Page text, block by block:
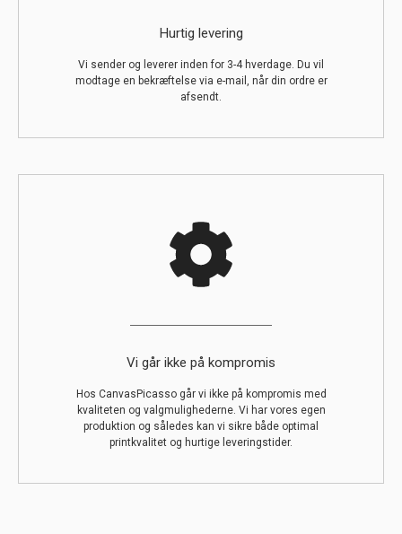
Hurtig levering
Vi sender og leverer inden for 3-4 hverdage. Du vil
modtage en bekræftelse via e-mail, når din ordre er
afsendt.
Vi går ikke på kompromis
Hos CanvasPicasso går vi ikke på kompromis med
kvaliteten og valgmulighederne. Vi har vores egen
produktion og således kan vi sikre både optimal
printkvalitet og hurtige leveringstider.